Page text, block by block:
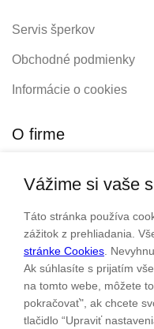
Servis šperkov
Obchodné podmienky
Informácie o cookies
O firme
Personalizovaný šperk
Kontakt
Sme rodinná firma a
šperkov od roku 1994.
Pozrite sa na naše
Vážime si vaše
Táto stránka používa
zážitok z prehliadania.
stránke Cookies .
Ak súhlasíte s prijatím
na tomto webe, môžete
pokračovať", ak chcete
tlačidlo “Upraviť